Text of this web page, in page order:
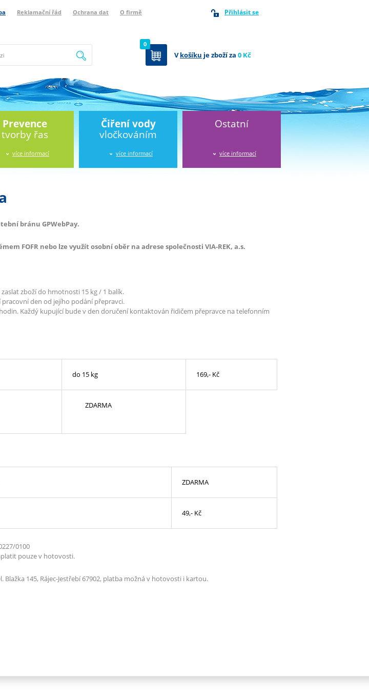
Reklamační řád Ochrana dat O firmě Přihlásit se
Hledat
Vkošíku je zboží za 0 Kč
0
Prevence
tvorby řas
více informací
Čiření vody
vločkováním
více informací
Ostatní
více informací
bránu GPWebPay.
FOFR nebo lze využít osobní oběr na adrese společnosti VIA-REK, a.s.
zboží do hmotnosti 15 kg / 1 balík.
den od jejího podání přepravci.
Každý kupující bude v den doručení kontaktován řidičem přepravce na telefonním
do 15 kg 169,- Kč
ZDARMA
ZDARMA
49,- Kč
0100
pouze v hotovosti.
Blažka 145, Rájec-Jestřebí 67902, platba možná v hotovosti i kartou.